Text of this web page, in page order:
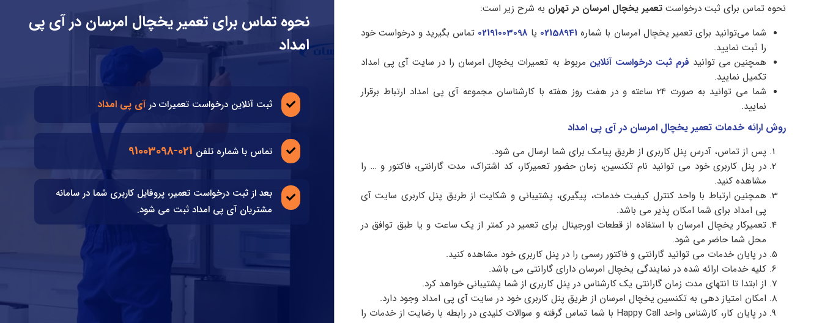
نحوه تماس برای ثبت درخواست تعمیر یخچال امرسان در تهران به شرح زیر است:
شما می‌توانید برای تعمیر یخچال امرسان با شماره 02158941 یا 02191003098 تماس بگیرید و درخواست خود
را ثبت نمایید.
همچنین می توانید فرم ثبت درخواست آنلاین مربوط به تعمیرات یخچال امرسان را در سایت آی پی امداد
تکمیل نمایید.
شما می توانید به صورت 24 ساعته و در هفت روز هفته با کارشناسان مجموعه آی پی امداد ارتباط برقرار
نمایید.
روش ارائه خدمات تعمیر یخچال امرسان در آی پی امداد
پس از تماس، آدرس پنل کاربری از طریق پیامک برای شما ارسال می شود.
در پنل کاربری خود می توانید نام تکنسین، زمان حضور تعمیرکار، کد اشتراک، مدت گارانتی، فاکتور و … را
مشاهده کنید.
همچنین ارتباط با واحد کنترل کیفیت خدمات، پیگیری، پشتیبانی و شکایت از طریق پنل کاربری سایت آی
پی امداد برای شما امکان پذیر می باشد.
تعمیرکار یخچال امرسان با استفاده از قطعات اورجینال برای تعمیر در کمتر از یک ساعت و یا طبق توافق در
محل شما حاضر می شود.
در پایان خدمات می توانید گارانتی و فاکتور رسمی را در پنل کاربری خود مشاهده کنید.
کلیه خدمات ارائه شده در نمایندگی یخچال امرسان دارای گارانتی می باشد.
از ابتدا تا انتهای مدت زمان گارانتی یک کارشناس در پنل کاربری از شما پشتیبانی خواهد کرد.
امکان امتیاز دهی به تکنسین یخچال امرسان از طریق پنل کاربری خود در سایت آی پی امداد وجود دارد.
در پایان کار، کارشناس واحد Happy Call با شما تماس گرفته و سوالات کلیدی در رابطه با رضایت از خدمات را
نحوه تماس برای تعمیر یخچال امرسان در آی پی
امداد
ثبت آنلاین درخواست تعمیرات درآی پی امداد
تماس با شماره تلفن 021-91003098
بعد از ثبت درخواست تعمیر، پروفایل کاربری شما در سامانه
مشتریان آی پی امداد ثبت می شود.